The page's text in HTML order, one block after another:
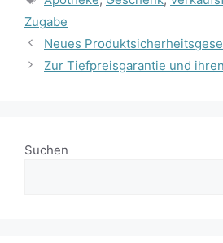
Zugabe
Neues
Zur Tiefpreisgarantie und
Suchen